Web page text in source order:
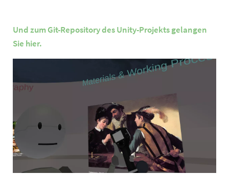
Und zum Git-Repository des Unity-Projekts gelangen
Sie hier.